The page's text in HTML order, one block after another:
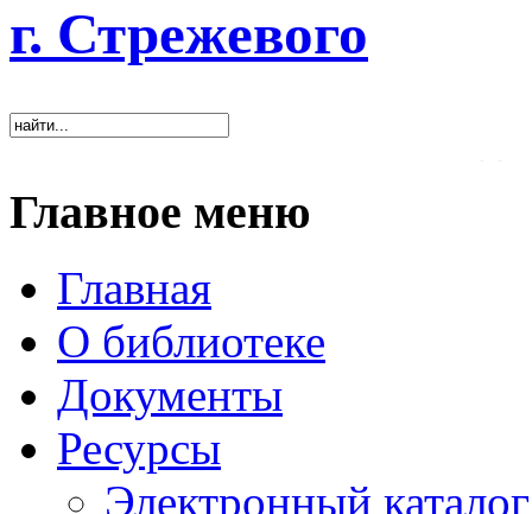
г. Стрежевого
Главное меню
Главная
О библиотеке
Документы
Ресурсы
Электронный каталог